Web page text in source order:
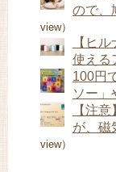
ので、
view）
【ヒ
使える
100円
ソー」
【注
が、磁
view）